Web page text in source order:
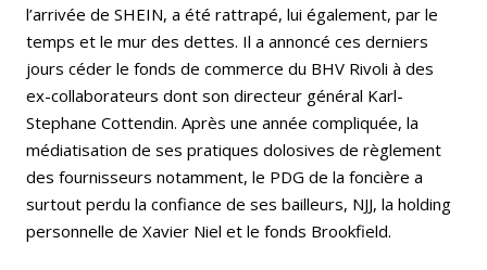
l’arrivée de SHEIN, a été rattrapé, lui également, par le
temps et le mur des dettes. Il a annoncé ces derniers
jours céder le fonds de commerce du BHV Rivoli à des
ex-collaborateurs dont son directeur général Karl-
Stephane Cottendin. Après une année compliquée, la
médiatisation de ses pratiques dolosives de règlement
des fournisseurs notamment, le PDG de la foncière a
surtout perdu la confiance de ses bailleurs, NJJ, la holding
personnelle de Xavier Niel et le fonds Brookfield.